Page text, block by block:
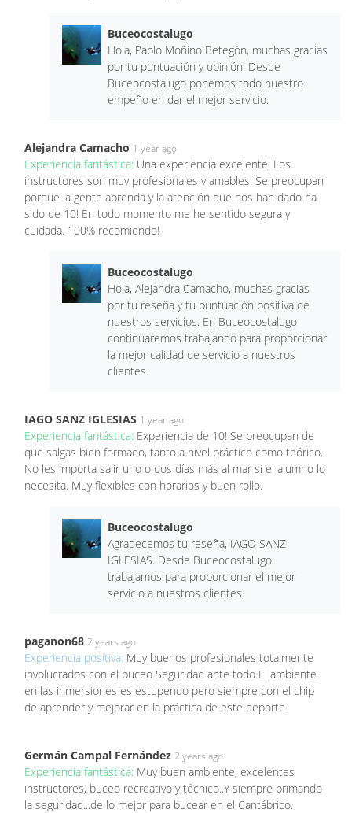
Buceocostalugo
Hola, Pablo Moñino Betegón, muchas gracias
por tu puntuación y opinión. Desde
Buceocostalugo ponemos todo nuestro
empeño en dar el mejor servicio.
Alejandra Camacho 1 year ago
Experiencia fantástica: Una experiencia excelente! Los
instructores son muy profesionales y amables. Se preocupan
porque la gente aprenda y la atención que nos han dado ha
sido de 10! En todo momento me he sentido segura y
cuidada. 100% recomiendo!
Buceocostalugo
Hola, Alejandra Camacho, muchas gracias
por tu reseña y tu puntuación positiva de
nuestros servicios. En Buceocostalugo
continuaremos trabajando para proporcionar
la mejor calidad de servicio a nuestros
clientes.
IAGO SANZ IGLESIAS 1 year ago
Experiencia fantástica: Experiencia de 10! Se preocupan de
que salgas bien formado, tanto a nivel práctico como teórico.
No les importa salir uno o dos días más al mar si el alumno lo
necesita. Muy flexibles con horarios y buen rollo.
Buceocostalugo
Agradecemos tu reseña, IAGO SANZ
IGLESIAS. Desde Buceocostalugo
trabajamos para proporcionar el mejor
servicio a nuestros clientes.
paganon68 2 years ago
Experiencia positiva: Muy buenos profesionales totalmente
involucrados con el buceo Seguridad ante todo El ambiente
en las inmersiones es estupendo pero siempre con el chip
de aprender y mejorar en la práctica de este deporte
Germán Campal Fernández 2 years ago
Experiencia fantástica: Muy buen ambiente, excelentes
instructores, buceo recreativo y técnico..Y siempre primando
la seguridad...de lo mejor para bucear en el Cantábrico.